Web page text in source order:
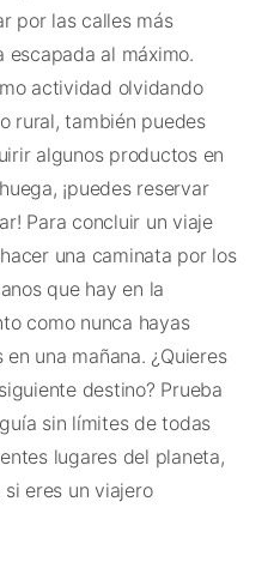
por las calles más
al máximo.
actividad olvidando
rural, también puedes
algunos productos en
¡puedes reservar
Para concluir un viaje
una caminata por los
que hay en la
como nunca hayas
una mañana. ¿Quieres
destino? Prueba
sin límites de todas
lugares del planeta,
eres un viajero